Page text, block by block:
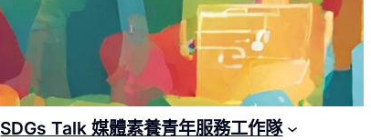
SDGs Talk 媒體素養青年服務工作隊